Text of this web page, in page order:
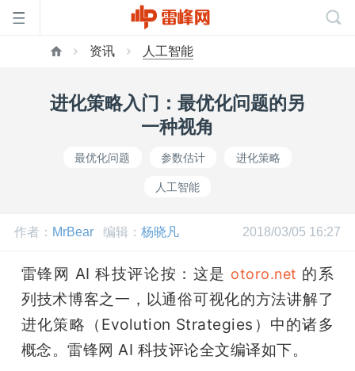
公
开
资讯 人工智能
进化策略入门：最优化问题的另
一种视角
最优化问题 参数估计 进化策略
人工智能
作者： MrBear 编辑： 杨晓凡 2018/03/05 16:27
雷锋网 AI 科技评论按：这是 otoro.net 的系
列技术博客之一，以通俗可视化的方法讲解了
进化策略（Evolution Strategies）中的诸多
概念。雷锋网 AI 科技评论全文编译如下。